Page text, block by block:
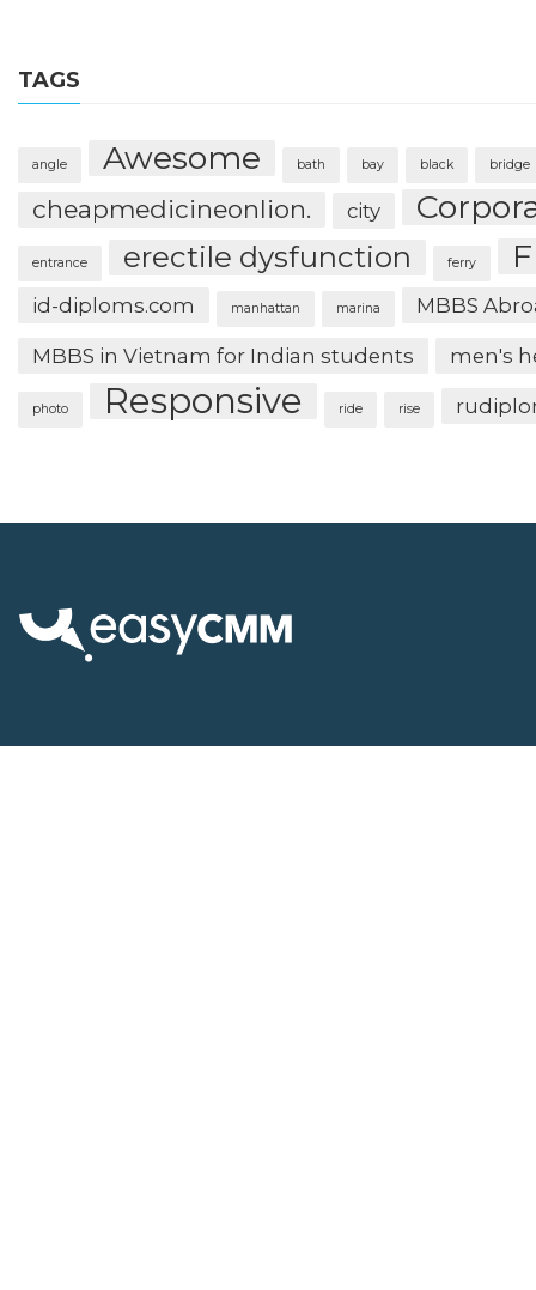
TAGS
angle Awesome bath bay black bridge
cheapmedicineonlion. city
entrance erectile dysfunction ferry
id-diploms.com manhattan marina MBBS
MBBS in Vietnam for Indian students men's
photo Responsive ride rise